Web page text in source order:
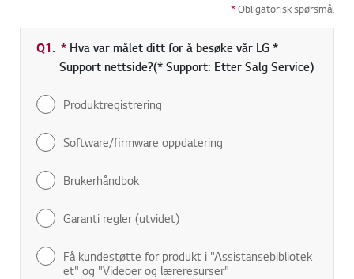
*Obligatorisk spørsmål
Q1. * Obligatorisk felt
Hva var målet ditt for å besøke vår LG *
Support nettside?(* Support: Etter Salg Service)
Produktregistrering
Software/firmware oppdatering
Brukerhåndbok
Garanti regler (utvidet)
Få kundestøtte for produkt i "Assistansebibliotek
et" og "Videoer og læreresurser"